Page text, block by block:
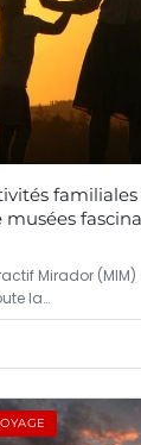
musées
Mirador
la…